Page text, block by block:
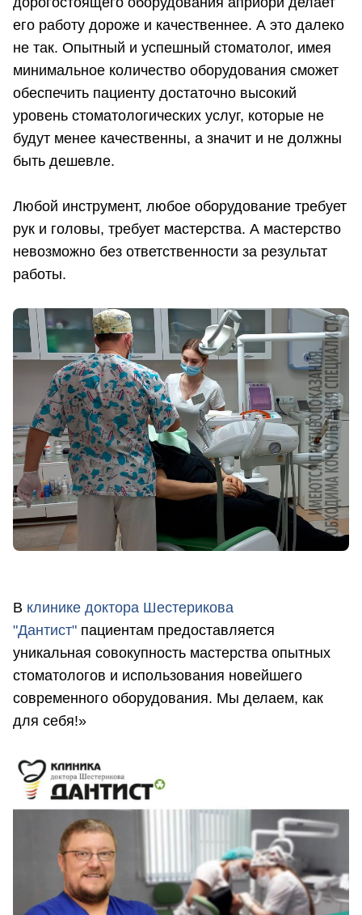
его работу дороже и качественнее. А это далеко
не так. Опытный и успешный стоматолог, имея
минимальное количество оборудования сможет
обеспечить пациенту достаточно высокий
уровень стоматологических услуг, которые не
будут менее качественны, а значит и не должны
быть дешевле.
Любой инструмент, любое оборудование требует
рук и головы, требует мастерства. А мастерство
невозможно без ответственности за результат
работы.
В клинике доктора Шестерикова
"Дантист" пациентам предоставляется
уникальная совокупность мастерства опытных
стоматологов и использования новейшего
современного оборудования. Мы делаем, как
для себя!»